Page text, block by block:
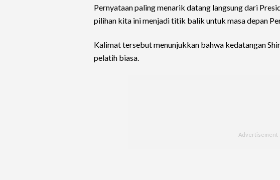
Pernyataan paling menarik datang langsung dari
pilihan kita ini menjadi titik balik untuk masa depan
Kalimat tersebut menunjukkan bahwa kedatangan
pelatih biasa.